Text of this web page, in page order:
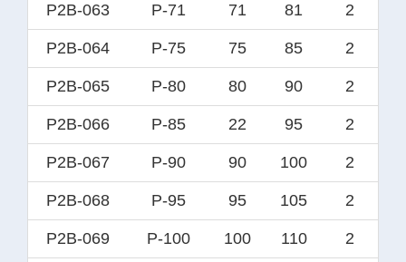
P2B-063 P-71 71 81 2
P2B-064 P-75 75 85 2
P2B-065 P-80 80 90 2
P2B-066 P-85 22 95 2
P2B-067 P-90 90 100 2
P2B-068 P-95 95 105 2
P2B-069 P-100 100 110 2